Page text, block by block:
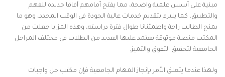
مبنية على أسس علمية واضحة، مما يفتح أمامهم آفاقا جديدة للفهم
والتطبيق، كما يلتزم بتقديم خدمات عالية الجودة في الوقت المحدد، وهو ما
يمنح الطالب راحة واطمئنانا طوال فترة دراسته، وهذه المزايا جعلت من
المكتب منصة موثوقة يعتمد عليها العديد من الطلاب في مختلف المراحل
الجامعية لتحقيق التفوق والتميز.
ولهذا عندما يتعلق الأمر بإنجاز المهام الجامعية فإن مكتب حل واجبات